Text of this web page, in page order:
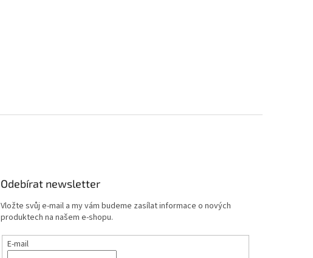
Odebírat newsletter
Vložte svůj e-mail a my vám budeme zasílat informace o nových
produktech na našem e-shopu.
E-mail